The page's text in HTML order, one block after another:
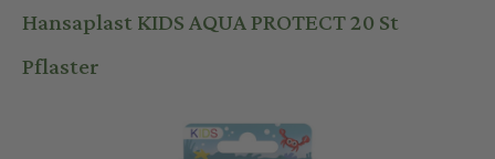
Hansaplast KIDS AQUA PROTECT 20 St
Pflaster